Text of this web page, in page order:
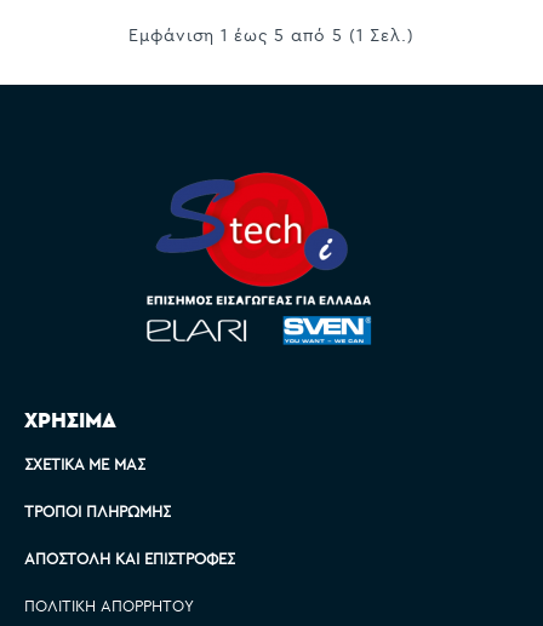
Εμφάνιση 1 έως 5 από 5 (1 Σελ.)
ΧΡΗΣΙΜΑ
ΣΧΕΤΙΚΆ ΜΕ ΜΑΣ
ΤΡΌΠΟΙ ΠΛΗΡΩΜΉΣ
ΑΠΟΣΤΟΛΉ ΚΑΙ ΕΠΙΣΤΡΟΦΈΣ
ΠΟΛΙΤΙΚΉ ΑΠΟΡΡΉΤΟΥ